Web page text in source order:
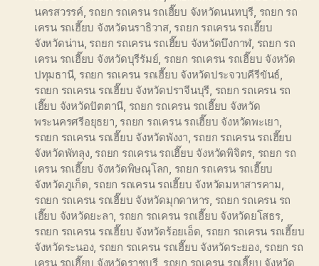
นครสวรรค์, รถยก รถเครน รถเฮี๊ยบ จังหวัดนนทบุรี รถยก รถ
เครน รถเฮี๊ยบ จังหวัดนราธิวาส, รถยก รถเครน รถเฮี๊ยบ
จังหวัดน่าน, รถยก รถเครน รถเฮี๊ยบ จังหวัดบึงกาฬ, รถยก รถ
เครน รถเฮี๊ยบ จังหวัดบุรีรัมย์, รถยก รถเครน รถเฮี๊ยบ จังหวัด
ปทุมธานี, รถยก รถเครน รถเฮี๊ยบ จังหวัดประจวบคีรีขันธ์
รถยก รถเครน รถเฮี๊ยบ จังหวัดปราจีนบุรี รถยก รถเครน รถ
เฮี๊ยบ จังหวัดปัตตานี รถยก รถเครน รถเฮี๊ยบ จังหวัด
พระนครศรีอยุธยา รถยก รถเครน รถเฮี๊ยบ จังหวัดพะเยา
รถยก รถเครน รถเฮี๊ยบ จังหวัดพังงา รถยก รถเครน รถเฮี๊ยบ
จังหวัดพัทลุง, รถยก รถเครน รถเฮี๊ยบ จังหวัดพิจิตร รถยก รถ
เครน รถเฮี๊ยบ จังหวัดพิษณุโลก รถยก รถเครน รถเฮี๊ยบ
จังหวัดภูเก็ต รถยก รถเครน รถเฮี๊ยบ จังหวัดมหาสารคาม
รถยก รถเครน รถเฮี๊ยบ จังหวัดมุกดาหาร รถยก รถเครน รถ
เฮี๊ยบ จังหวัดยะลา รถยก รถเครน รถเฮี๊ยบ จังหวัดยโสธร,
รถยก รถเครน รถเฮี๊ยบ จังหวัดร้อยเอ็ด รถยก รถเครน รถเฮี๊ยบ
จังหวัดระนอง, รถยก รถเครน รถเฮี๊ยบ จังหวัดระยอง, รถยก รถ
เครน รถเฮี๊ยบ จังหวัดราชบุรี, รถยก รถเครน รถเฮี๊ยบ จังหวัด